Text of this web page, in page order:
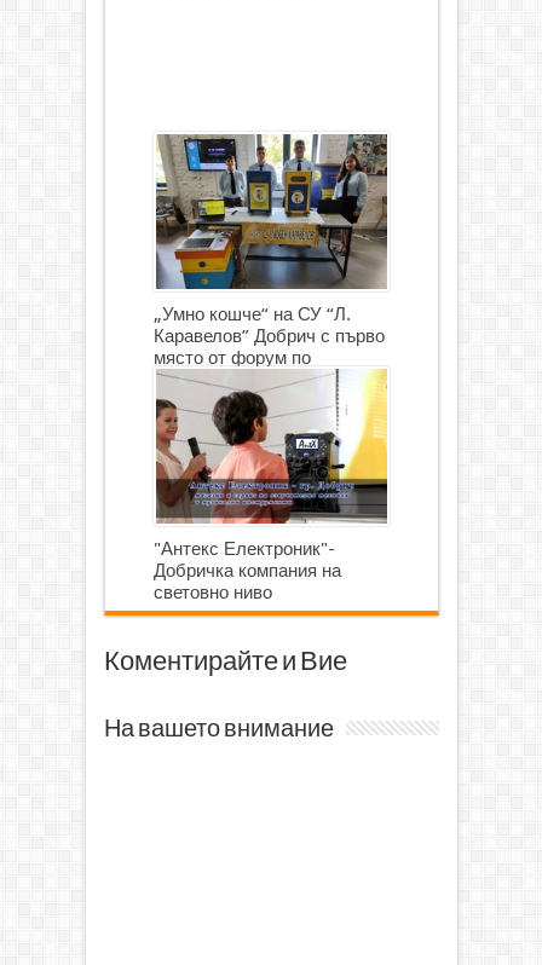
„Умно кошче“ на СУ “Л.
Каравелов” Добрич с първо
място от форум по
роботика
"Антекс Електроник"-
Добричка компания на
световно ниво
Коментирайте и Вие
На вашето внимание